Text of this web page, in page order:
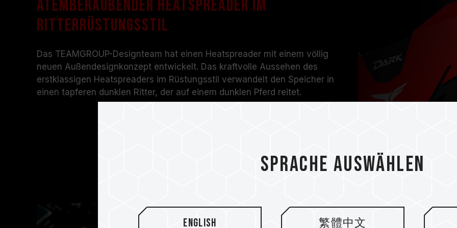
Atemberaubender Heatspreader im
Ritterrüstungsstil
Das TEAMGROUP-Designteam hat einen Heatspreader mit einem völlig
neuen Außendesignkonzept entwickelt. Das kraftvolle Aussehen des
erstklassigen Heatspreaders im Rüstungsstil verwandelt den Speicher in
einen tapferen dunklen Ritter, der auf einem dunklen Pferd reitet.
Sprache auswählen
English 繁體中文